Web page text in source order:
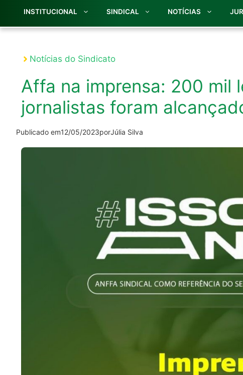
INSTITUCIONAL SINDICAL NOTÍCIAS
Notícias do Sindicato
Affa na imprensa: 200 mil
jornalistas foram
Publicado em12/05/2023porJúlia Silva